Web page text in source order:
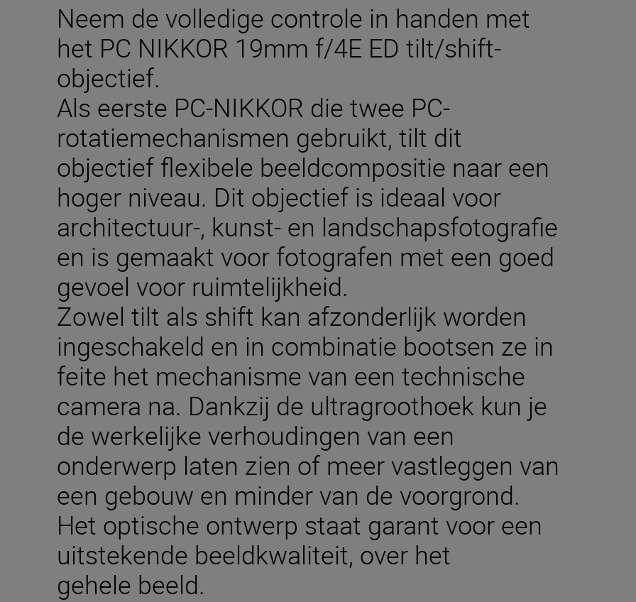
Neem de volledige controle in handen met
het PC NIKKOR 19mm f/4E ED tilt/shift-
objectief.
Als eerste PC-NIKKOR die twee PC-
rotatiemechanismen gebruikt, tilt dit
objectief flexibele beeldcompositie naar een
hoger niveau. Dit objectief is ideaal voor
architectuur-, kunst- en landschapsfotografie
en is gemaakt voor fotografen met een goed
gevoel voor ruimtelijkheid.
Zowel tilt als shift kan afzonderlijk worden
ingeschakeld en in combinatie bootsen ze in
feite het mechanisme van een technische
camera na. Dankzij de ultragroothoek kun je
de werkelijke verhoudingen van een
onderwerp laten zien of meer vastleggen van
een gebouw en minder van de voorgrond.
Het optische ontwerp staat garant voor een
uitstekende beeldkwaliteit, over het
gehele beeld.